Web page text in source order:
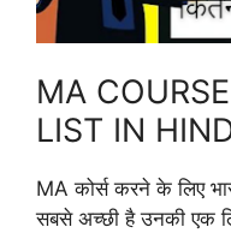
MA
LIST IN
MA कोर्स करने के लिए
सबसे अच्छी है उनकी एक